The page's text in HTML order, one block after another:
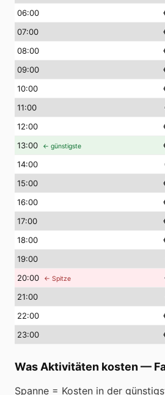
06:00
07:00
08:00
09:00
10:00
11:00
12:00
13:00 ← günstigste
14:00
15:00
16:00
17:00
18:00
19:00
20:00 ← Spitze
21:00
22:00
23:00
Was Aktivitäten kosten —
Spanne = Kosten in der